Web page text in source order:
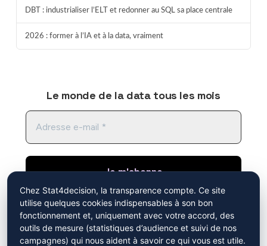
DBT : industrialiser l’ELT et redonner au SQL sa place centrale
2026 : former à l’IA et à la data, vraiment
Le monde de la data tous les mois
En cliquant sur "je m'abonne", vous acceptez de
recevoir notre newsletter. Vous avez pris
connaissance de notrepolitique de
Mistral AI
Chez Stat4decision, la transparence compte. Ce site
utilise quelques cookies indispensables à son bon
fonctionnement et, uniquement avec votre accord, des
outils de mesure (statistiques d’audience et suivi de nos
campagnes) qui nous aident à savoir ce qui vous est utile.